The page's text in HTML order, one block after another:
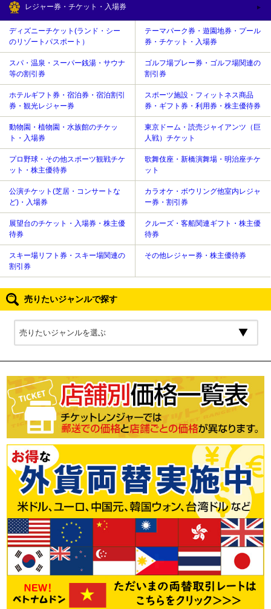
レジャー券・チケット・入場券
ディズニーチケット(ランド・シー
のリゾートパスポート）
テーマパーク券・遊園地券・プール
券・チケット・入場券
スパ・温泉・スーパー銭湯・サウナ
等の割引券
ゴルフ場プレー券・ゴルフ場関連の
割引券
ホテルギフト券・宿泊券・宿泊割引
券・観光レジャー券
スポーツ施設・フィットネス商品
券・ギフト券・利用券・株主優待券
動物園・植物園・水族館のチケッ
ト・入場券
東京ドーム・読売ジャイアンツ（巨
人戦）チケット
プロ野球・その他スポーツ観戦チケ
ット・株主優待券
歌舞伎座・新橋演舞場・明治座チケ
ット
公演チケット(芝居・コンサートな
ど)・入場券
カラオケ・ボウリング他室内レジャ
ー券・割引券
展望台のチケット・入場券・株主優
待券
クルーズ・客船関連ギフト・株主優
待券
スキー場リフト券・スキー場関連の
割引券
その他レジャー券・株主優待券
売りたいジャンルで探す